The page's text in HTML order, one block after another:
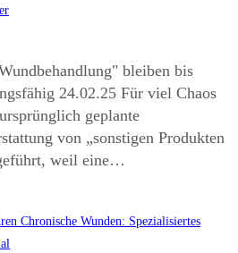
bleiben bis
24.02.25 Für viel Chaos
geplante
von „sonstigen Produkten
weil eine…